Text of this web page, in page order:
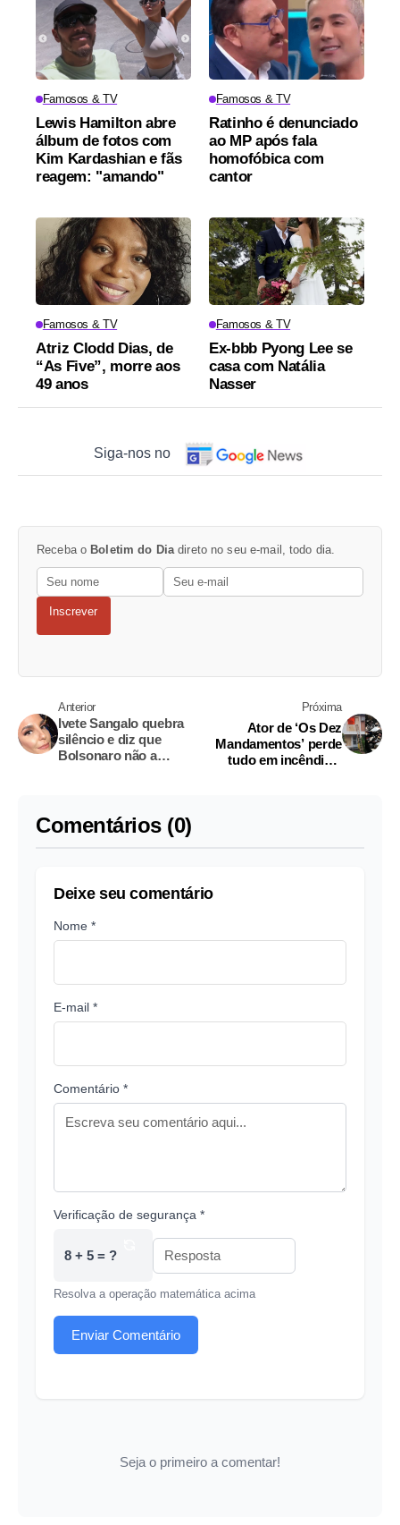
Famosos & TV
Lewis Hamilton abre
álbum de fotos com
Kim Kardashian e fãs
reagem: "amando"
Famosos & TV
Ratinho é denunciado
ao MP após fala
homofóbica com
cantor
Famosos & TV
Atriz Clodd Dias, de
“As Five”, morre aos
49 anos
Famosos & TV
Ex-bbb Pyong Lee se
casa com Natália
Nasser
Siga-nos no
Receba o Boletim do Dia direto no seu e-mail, todo dia.
Inscrever
Anterior
Ivete Sangalo quebra
silêncio e diz que
Bolsonaro não a
Próxima
Ator de ‘Os Dez
Mandamentos’ perde
tudo em incêndio e
Comentários (0)
Deixe seu comentário
Nome *
E-mail *
Comentário *
Verificação de segurança *
8 + 5 = ?
Resolva a operação matemática acima
Enviar Comentário
Seja o primeiro a comentar!